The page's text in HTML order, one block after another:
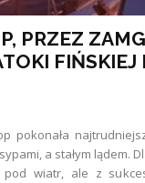
PRZEZ
FIŃSKIEJ
pokonała
a stałym lądem.
wiatr, ale z